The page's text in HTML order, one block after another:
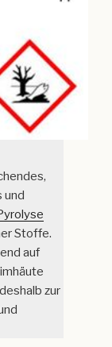
und
Stoffe.
auf
zur